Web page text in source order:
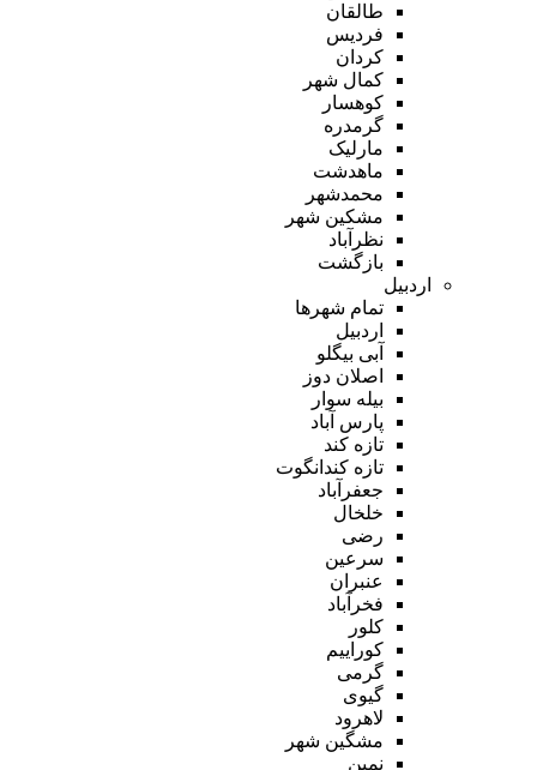
طالقان
فردیس
کردان
کمال شهر
کوهسار
گرمدره
مارلیک
ماهدشت
محمدشهر
مشکین شهر
نظرآباد
بازگشت
اردبیل
تمام شهر‌ها
اردبیل
آبی بیگلو
اصلان دوز
بیله سوار
پارس آباد
تازه کند
تازه کندانگوت
جعفرآباد
خلخال
رضی
سرعین
عنبران
فخرآباد
کلور
کوراییم
گرمی
گیوی
لاهرود
مشگین شهر
نمین